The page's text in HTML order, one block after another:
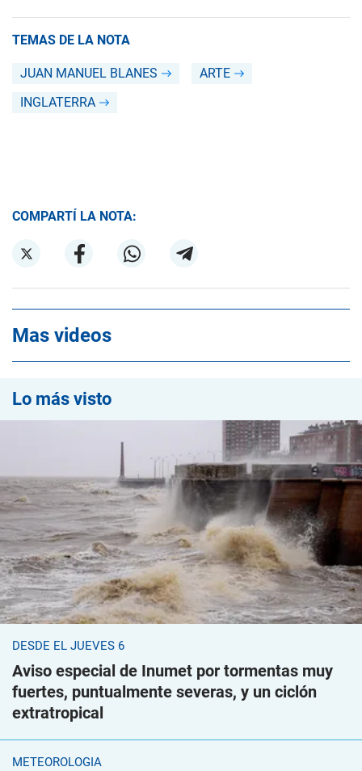
TEMAS DE LA NOTA
JUAN MANUEL BLANES
ARTE
INGLATERRA
COMPARTÍ LA NOTA:
Mas videos
Lo más visto
DESDE EL JUEVES 6
Aviso especial de Inumet por tormentas muy
fuertes, puntualmente severas, y un ciclón
extratropical
METEOROLOGÍA